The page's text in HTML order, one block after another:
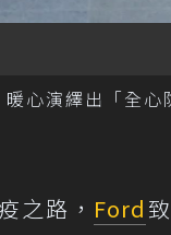
心演繹出「全
之路， Ford